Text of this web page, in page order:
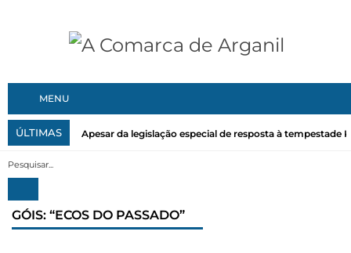
MENU
ÚLTIMAS Apesar da legislação especial de resposta à tempestade
GÓIS: “ECOS DO PASSADO”